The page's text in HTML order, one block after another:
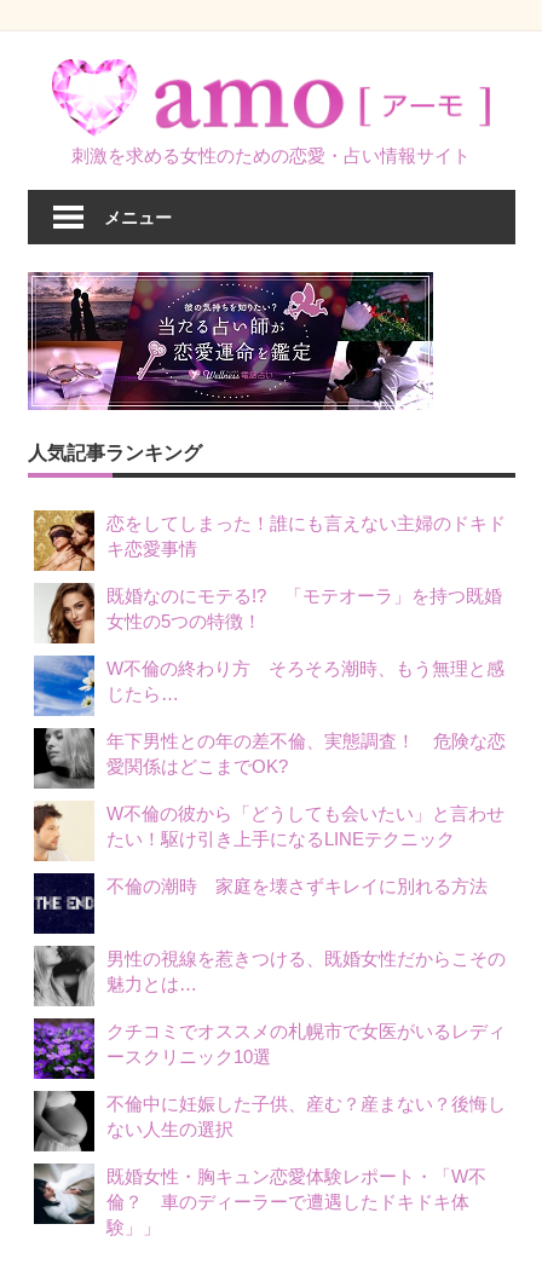
刺激を求める女性のための恋愛・占い情報サイト
メニュー
人気記事ランキング
恋をしてしまった！誰にも言えない主婦のドキド
キ恋愛事情
既婚なのにモテる!? 「モテオーラ」を持つ既婚
女性の5つの特徴！
W不倫の終わり方 そろそろ潮時、もう無理と感
じたら…
年下男性との年の差不倫、実態調査！ 危険な恋
愛関係はどこまでOK?
W不倫の彼から「どうしても会いたい」と言わせ
たい！駆け引き上手になるLINEテクニック
不倫の潮時 家庭を壊さずキレイに別れる方法
男性の視線を惹きつける、既婚女性だからこその
魅力とは…
クチコミでオススメの札幌市で女医がいるレディ
ースクリニック10選
不倫中に妊娠した子供、産む？産まない？後悔し
ない人生の選択
既婚女性・胸キュン恋愛体験レポート・「W不
倫？ 車のディーラーで遭遇したドキドキ体
験」」